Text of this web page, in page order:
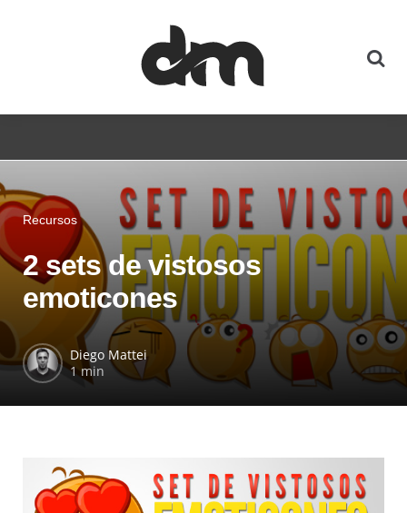
Recursos
2 sets de vistosos
emoticones
Diego Mattei
1 min